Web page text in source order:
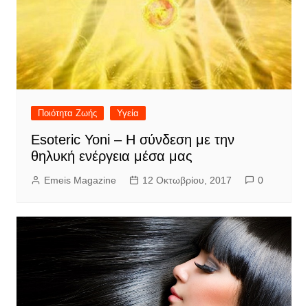
Ποιότητα Ζωής Υγεία
Esoteric Yoni – Η σύνδεση με την
θηλυκή ενέργεια μέσα μας
Emeis Magazine 12 Οκτωβρίου, 2017 0